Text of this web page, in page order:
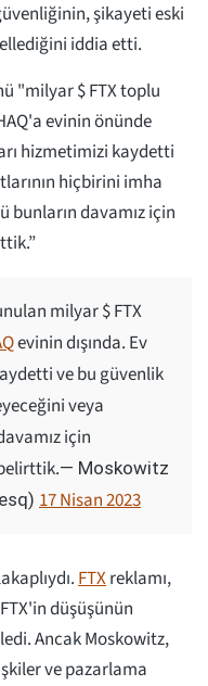
şikayeti eski
iddia etti.
"milyar $ FTX toplu
evinin önünde
hizmetimizi kaydetti
hiçbirini imha
bunların davamız için
milyar $ FTX
evinin dışında. Ev
ve bu güvenlik
veya
için
— Moskowitz
17 Nisan 2023
FTXreklamı,
düşüşünün
Ancak Moskowitz,
ve pazarlama